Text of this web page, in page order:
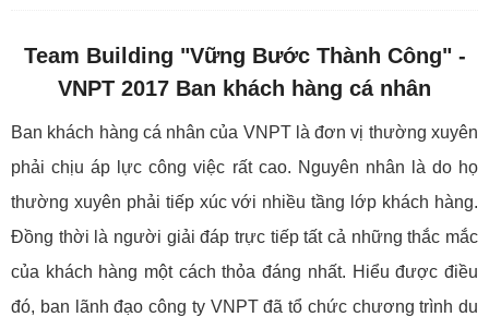
Team Building "Vững Bước Thành Công" -
VNPT 2017 Ban khách hàng cá nhân
Ban khách hàng cá nhân của VNPT là đơn vị thường xuyên
phải chịu áp lực công việc rất cao. Nguyên nhân là do họ
thường xuyên phải tiếp xúc với nhiều tầng lớp khách hàng.
Đồng thời là người giải đáp trực tiếp tất cả những thắc mắc
của khách hàng một cách thỏa đáng nhất. Hiểu được điều
đó, ban lãnh đạo công ty VNPT đã tổ chức chương trình du